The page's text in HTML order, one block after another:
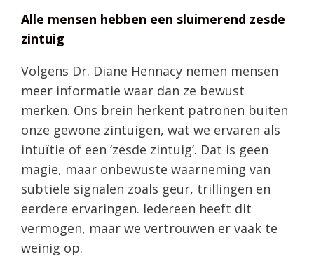
Alle mensen hebben een sluimerend zesde
zintuig
Volgens Dr. Diane Hennacy nemen mensen
meer informatie waar dan ze bewust
merken. Ons brein herkent patronen buiten
onze gewone zintuigen, wat we ervaren als
intuïtie of een ‘zesde zintuig’. Dat is geen
magie, maar onbewuste waarneming van
subtiele signalen zoals geur, trillingen en
eerdere ervaringen. Iedereen heeft dit
vermogen, maar we vertrouwen er vaak te
weinig op.